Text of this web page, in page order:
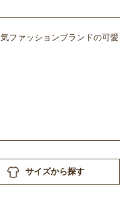
ファッションブランドの可愛
サイズから探す